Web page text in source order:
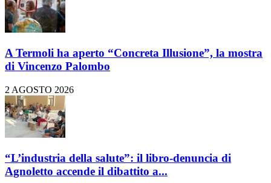
A Termoli ha aperto “Concreta Illusione”, la mostra
di Vincenzo Palombo
2 AGOSTO 2026
“L’industria della salute”: il libro-denuncia di
Agnoletto accende il dibattito a...